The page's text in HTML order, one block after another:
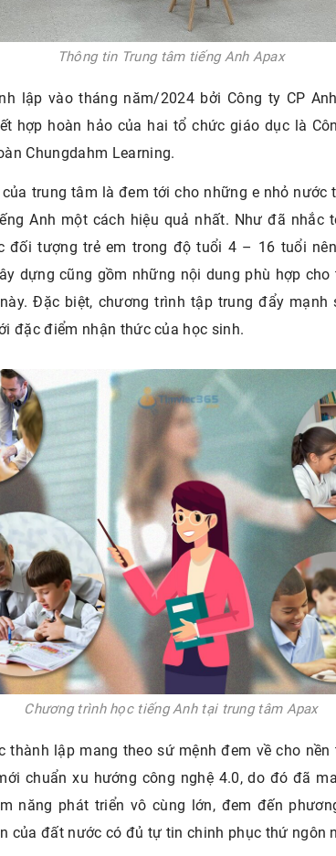
Thông tin Trung tâm tiếng Anh Apax
lập vào tháng năm/2024 bởi Công ty CP
hợp hoàn hảo của hai tổ chức giáo dục là
Chungdahm Learning.
trung tâm là đem tới cho những e nhỏ nước
Anh một cách hiệu quả nhất. Như đã nhắc
đối tượng trẻ em trong độ tuổi 4 – 16 tuổi
dựng cũng gồm những nội dung phù hợp cho
Đặc biệt, chương trình tập trung đẩy mạnh
đặc điểm nhận thức của học sinh.
Chương trình học tiếng Anh tại trung tâm Apax
thành lập mang theo sứ mệnh đem về cho
chuẩn xu hướng công nghệ 4.0, do đó đã
năng phát triển vô cùng lớn, đem đến
của đất nước có đủ tự tin chinh phục thứ ngôn